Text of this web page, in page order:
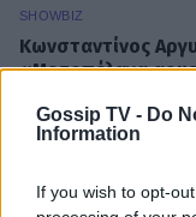
Gossip TV - Do
Information
If you wish to opt-
SHOWBIZ
Κωνσταντίνος
«Μεσοπέλαγα
SHOWBIZ